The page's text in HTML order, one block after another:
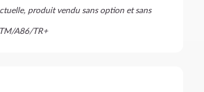
produit vendu sans option et sans
A86/TR+